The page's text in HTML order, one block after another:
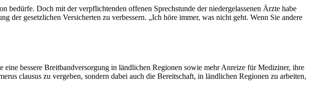
bedürfe. Doch mit der verpflichtenden offenen Sprechstunde der niedergelassenen Ärzte habe
der gesetzlichen Versicherten zu verbessern. „Ich höre immer, was nicht geht. Wenn Sie andere
eine bessere Breitbandversorgung in ländlichen Regionen sowie mehr Anreize für Mediziner, ihre
clausus zu vergeben, sondern dabei auch die Bereitschaft, in ländlichen Regionen zu arbeiten,